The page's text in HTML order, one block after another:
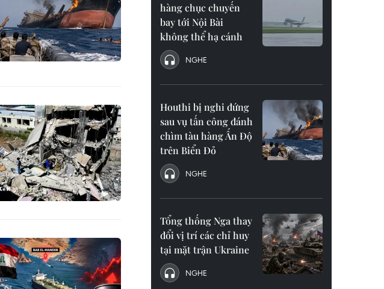
hàng chục chuyến
bay tới Nội Bài
không thể hạ cánh
NGHE
Houthi bị nghi đứng
sau vụ tấn công đánh
chìm tàu hàng Ấn Độ
trên Biển Đỏ
NGHE
Tổng thống Nga thay
đổi vị trí các chỉ huy
tại mặt trận Ukraine
NGHE